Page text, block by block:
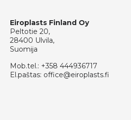
Eiroplasts Finland Oy
Peltotie 20,
28400 Ulvila,
Suomija
Mob.tel.: +358 444936717
El.paštas: office@eiroplasts.fi